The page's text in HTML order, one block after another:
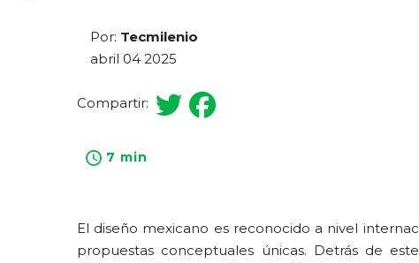
Por: Tecmilenio
abril 04 2025
Compartir:
7 min
El diseño mexicano es reconocido a nivel
propuestas conceptuales únicas. Detrás de